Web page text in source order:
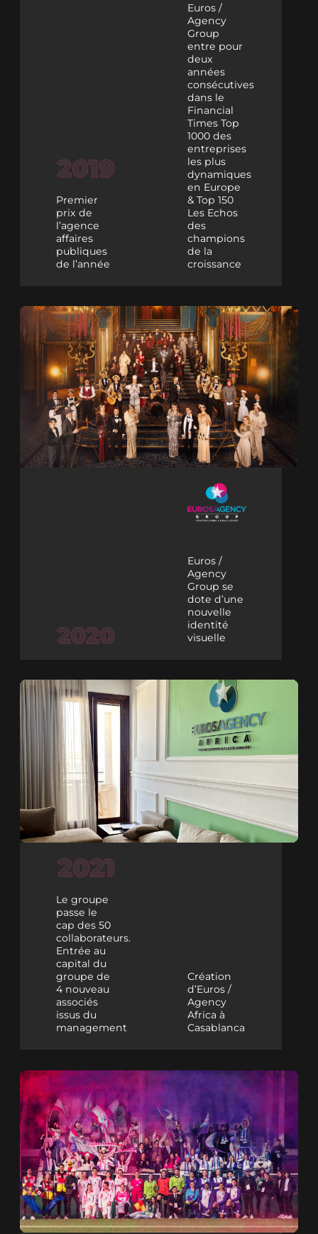
Premier
prix de
l’agence
affaires
publiques
de l’année
Euros /
Agency
Group
entre pour
deux
années
consécutives
dans le
Financial
Times Top
1000 des
entreprises
les plus
dynamiques
en Europe
& Top 150
Les Echos
des
champions
de la
croissance
Euros /
Agency
Group se
dote d’une
nouvelle
identité
visuelle
Le groupe
passe le
cap des 50
collaborateurs.
Entrée au
capital du
groupe de
4 nouveau
associés
issus du
management
Création
d’Euros /
Agency
Africa à
Casablanca